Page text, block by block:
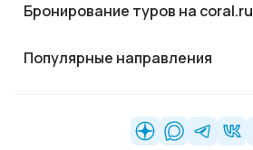
Бронирование туров на coral.ru
Популярные направления